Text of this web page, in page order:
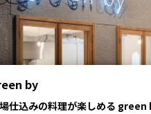
by
仕込みの料理が楽しめる green